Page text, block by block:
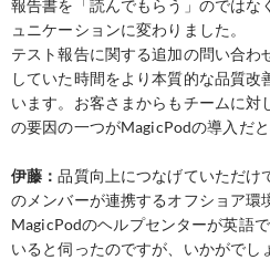
報告書を「読んでもらう」のではな
ュニケーションに変わりました。
テスト報告に関する追加の問い合わ
していた時間をより本質的な品質
います。お客さまからもチームに対
の要因の一つがMagicPodの導入だと
伊藤：品質向上につなげていただけ
のメンバーが連携するオフショア環
MagicPodのヘルプセンターが英語
いると伺ったのですが、いかがでし